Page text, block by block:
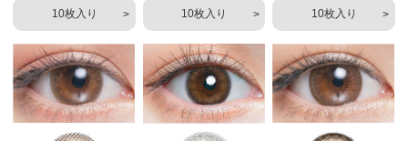
10枚入り 10枚入り 10枚入り